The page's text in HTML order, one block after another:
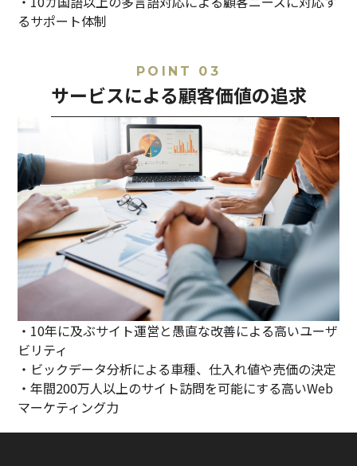
るサポート体制
POINT 03
サービスによる顧客価値の追求
・10年に及ぶサイト運営と愚直な改善による高いユーザ
ビリティ
・ビックデータ分析による車種、仕入れ値や売価の決定
・年間200万人以上のサイト訪問を可能にする高いWeb
マーケティング力